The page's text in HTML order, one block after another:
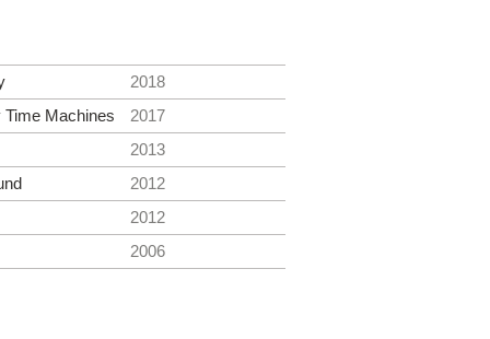
2018
Machines
2017
2013
2012
2012
2006